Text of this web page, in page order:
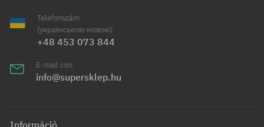
Telefonszám
(українською мовою)
+48 453 073 844
E-mail cím
info@supersklep.hu
Információ